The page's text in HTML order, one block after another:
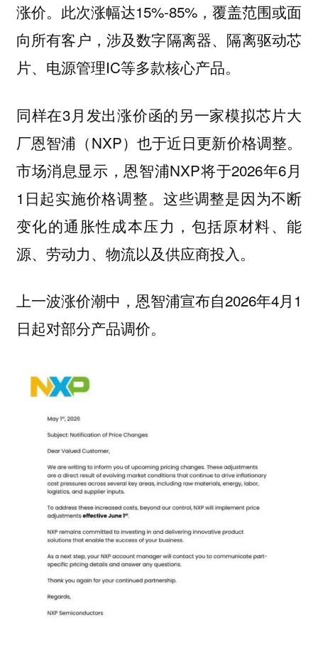
涨价。此次涨幅达15%-85%，覆盖范围或面
向所有客户，涉及数字隔离器、隔离驱动芯
片、电源管理IC等多款核心产品。
同样在3月发出涨价函的另一家模拟芯片大
厂恩智浦（NXP）也于近日更新价格调整。
市场消息显示，恩智浦NXP将于2026年6月
1日起实施价格调整。这些调整是因为不断
变化的通胀性成本压力，包括原材料、能
源、劳动力、物流以及供应商投入。
上一波涨价潮中，恩智浦宣布自2026年4月1
日起对部分产品调价。